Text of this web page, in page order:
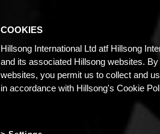
COOKIES
Hillsong International Ltd atf Hillsong
and its associated Hillsong websites.
websites, you permit us to collect and
in accordance with Hillsong's Cookie